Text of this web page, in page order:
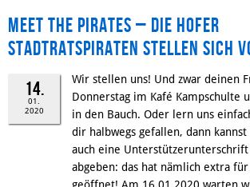
Meet the Pirates – Die Hofer
Stadtratspiraten stellen sich
14.
01.
2020
Wir stellen uns! Und zwar deinen
Donnerstag im Kafé Kampschulte
in den Bauch. Oder lern uns
dir halbwegs gefallen, dann kannst
auch eine
abgeben: das hat nämlich extra